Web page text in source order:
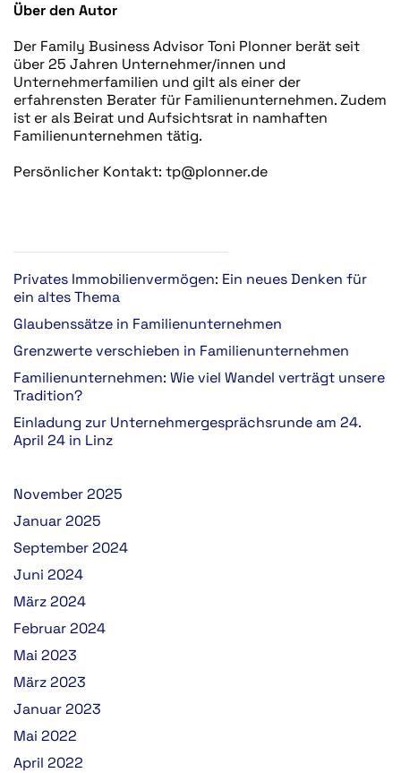
Über den Autor
Der Family Business Advisor Toni Plonner berät seit
über 25 Jahren Unternehmer/innen und
Unternehmerfamilien und gilt als einer der
erfahrensten Berater für Familienunternehmen. Zudem
ist er als Beirat und Aufsichtsrat in namhaften
Familienunternehmen tätig.
Persönlicher Kontakt: tp@plonner.de
Privates Immobilienvermögen: Ein neues Denken für
ein altes Thema
Glaubenssätze in Familienunternehmen
Grenzwerte verschieben in Familienunternehmen
Familienunternehmen: Wie viel Wandel verträgt unsere
Tradition?
Einladung zur Unternehmergesprächsrunde am 24.
April 24 in Linz
November 2025
Januar 2025
September 2024
Juni 2024
März 2024
Februar 2024
Mai 2023
März 2023
Januar 2023
Mai 2022
April 2022